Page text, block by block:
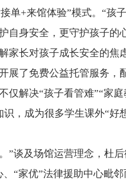
单+来馆体验”模式。“孩
身安全，更守护孩子的
家长对孩子成长安全的焦
了免费公益托管服务，
解决“孩子看管难”“家
，成为很多学生课外“好
”谈及场馆运营理念，杜
“家优”法律援助中心毗